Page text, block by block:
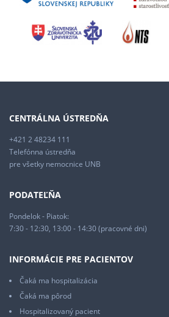
CENTRÁLNA ÚSTREDŇA
+421 2 48234 111
Telefónna ústredňa
pre všetky nemocnice UNB
PODATEĽŇA
Pondelok - Piatok:
7:30 - 12:30, 13:00 - 14:30 (pracovné dni)
INFORMÁCIE PRE PACIENTOV
Čaká ma hospitalizácia
Čaká ma pôrod
Hospitalizovaný pacient